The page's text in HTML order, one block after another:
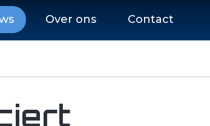
Over ons Contact